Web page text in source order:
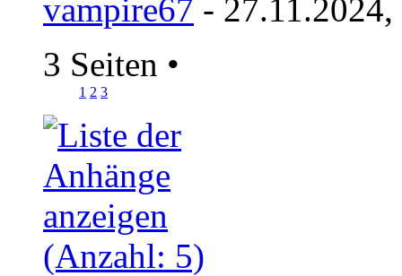
vampire67 -
3 Seiten •
1 2 3